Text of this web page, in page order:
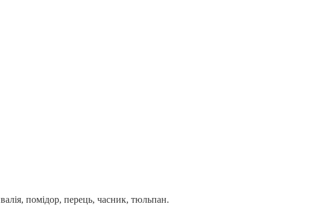
помідор, перець, часник, тюльпан.